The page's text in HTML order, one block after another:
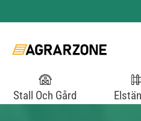
Stall Och Gård